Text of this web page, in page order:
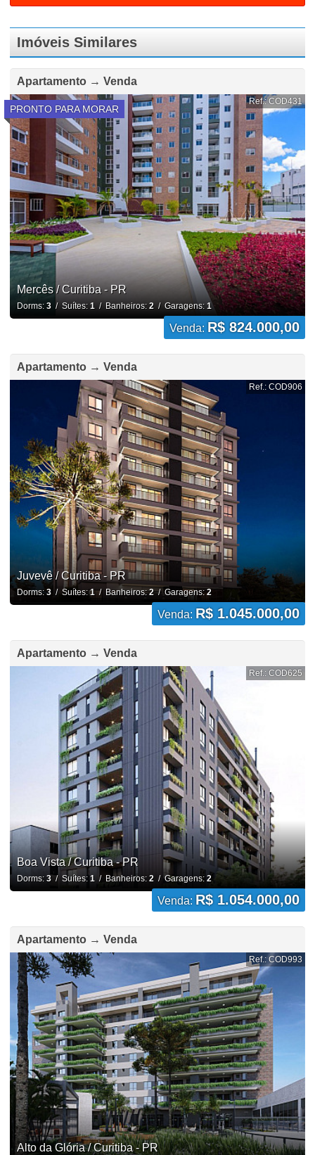
Imóveis Similares
Apartamento → Venda
PRONTO PARA MORAR
Ref.: COD431
Mercês / Curitiba - PR
Dorms: 3/ Suítes: 1/ Banheiros: 2/ Garagens: 1
Venda: R$ 824.000,00
Apartamento → Venda
Ref.: COD906
Juvevê / Curitiba - PR
Dorms: 3/ Suítes:1/ Banheiros:2/ Garagens:2
Venda: R$ 1.045.000,00
Apartamento → Venda
Ref.: COD625
Boa Vista / Curitiba - PR
Dorms: 3/ Suítes:1 / Banheiros: 2/ Garagens: 2
Venda: R$ 1.054.000,00
Apartamento → Venda
Ref.: COD993
Alto da Glória / Curitiba - PR